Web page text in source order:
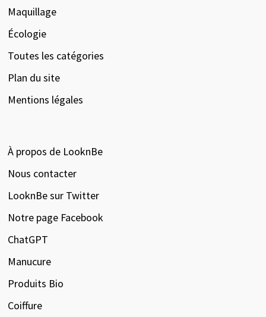
Maquillage
Écologie
Toutes les catégories
Plan du site
Mentions légales
À propos de LooknBe
Nous contacter
LooknBe sur Twitter
Notre page Facebook
ChatGPT
Manucure
Produits Bio
Coiffure